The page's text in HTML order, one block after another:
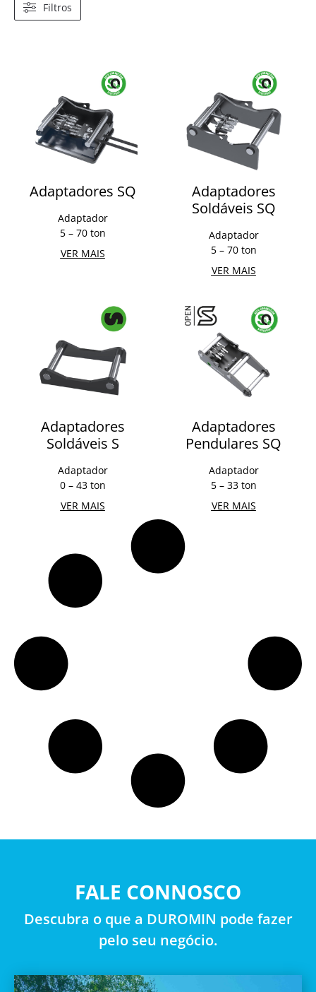
Filtros
Adaptadores SQ
Adaptador
5 – 70 ton
VER MAIS
Adaptadores
Soldáveis SQ
Adaptador
5 – 70 ton
VER MAIS
Adaptadores
Soldáveis S
Adaptador
0 – 43 ton
VER MAIS
Adaptadores
Pendulares SQ
Adaptador
5 – 33 ton
VER MAIS
FALE CONNOSCO
Descubra o que a DUROMIN pode fazer
pelo seu negócio.